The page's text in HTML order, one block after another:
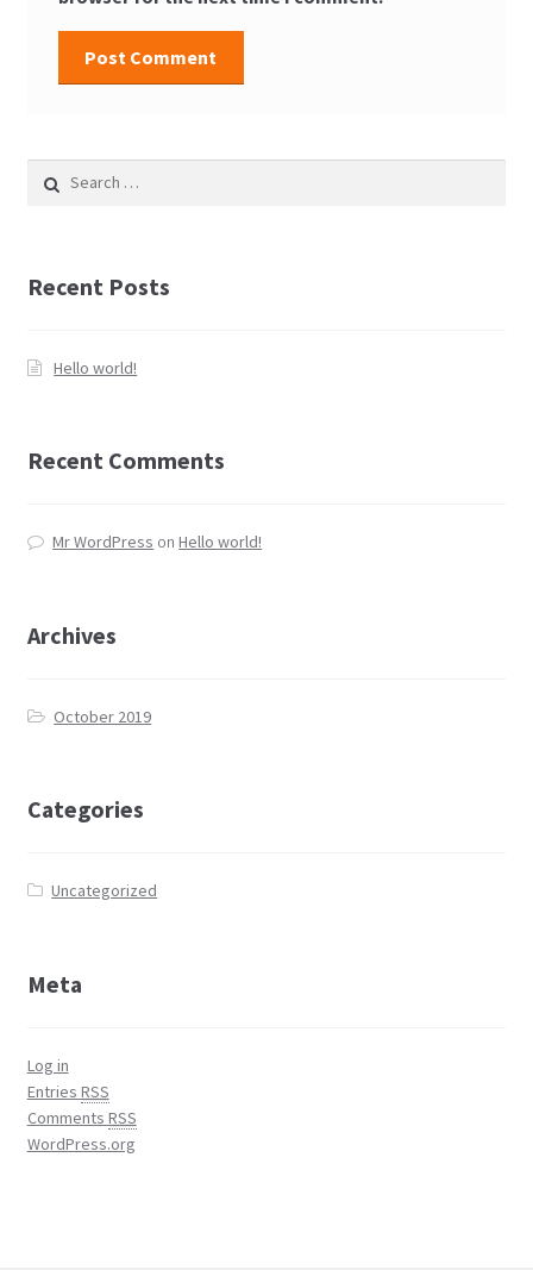
Search for:
Recent Posts
Hello world!
Recent Comments
Mr WordPress onHello world!
Archives
October 2019
Categories
Uncategorized
Meta
Log in
Entries RSS
Comments RSS
WordPress.org